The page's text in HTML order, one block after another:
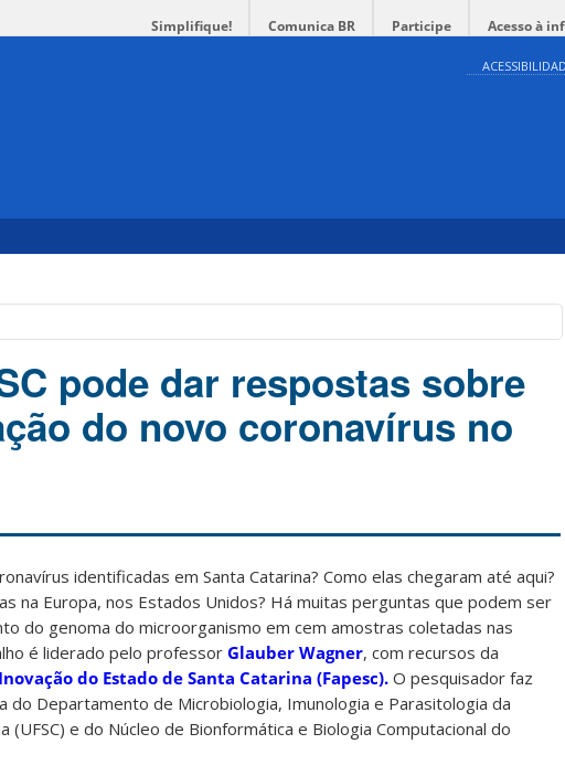
Simplifique! Comunica BR Participe Acesso à
pode dar respostas sobre
do novo coronavírus no
identificadas em Santa Catarina? Como elas chegaram até aqui?
na Europa, nos Estados Unidos? Há muitas perguntas que podem ser
do genoma do microorganismo em cem amostras coletadas nas
é liderado pelo professor Glauber Wagner, com recursos da
do Estado de Santa Catarina (Fapesc).O pesquisador faz
Departamento de Microbiologia, Imunologia e Parasitologia da
(UFSC) e do Núcleo de Bionformática e Biologia Computacional do